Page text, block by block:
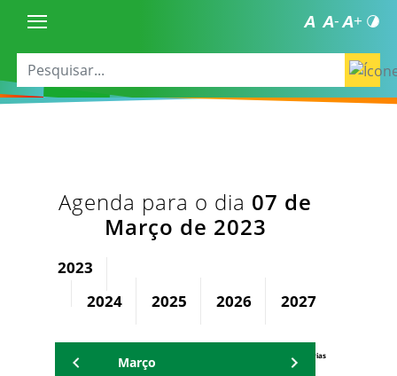
Agenda para o dia 07 de
Março de 2023
2023
2024
2025 2026 2027
Agenda Secretárias
Março